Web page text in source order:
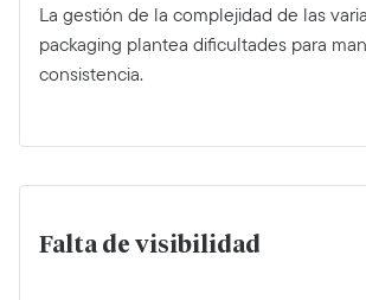
La gestión de la complejidad de las
packaging plantea dificultades para
consistencia.
Falta de visibilidad